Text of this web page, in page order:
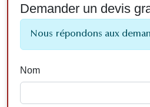
Demander un devis
Nous répondons aux
Nom